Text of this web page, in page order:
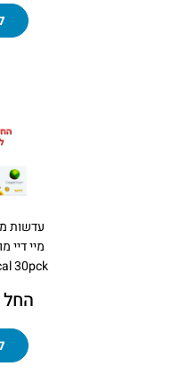
עדשות
מיי דיי
30pck
החל מ-